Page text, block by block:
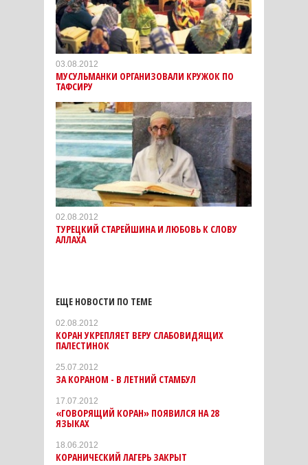
03.08.2012
МУСУЛЬМАНКИ ОРГАНИЗОВАЛИ КРУЖОК ПО
ТАФСИРУ
02.08.2012
ТУРЕЦКИЙ СТАРЕЙШИНА И ЛЮБОВЬ К СЛОВУ
АЛЛАХА
ЕЩЕ НОВОСТИ ПО ТЕМЕ
02.08.2012
КОРАН УКРЕПЛЯЕТ ВЕРУ СЛАБОВИДЯЩИХ
ПАЛЕСТИНОК
25.07.2012
ЗА КОРАНОМ - В ЛЕТНИЙ СТАМБУЛ
17.07.2012
«ГОВОРЯЩИЙ КОРАН» ПОЯВИЛСЯ НА 28
ЯЗЫКАХ
18.06.2012
КОРАНИЧЕСКИЙ ЛАГЕРЬ ЗАКРЫТ